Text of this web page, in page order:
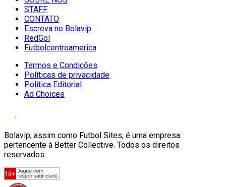
STAFF
CONTATO
Escreva no Bolavip
RedGol
Futbolcentroamerica
Termos e Condições
Políticas de privacidade
Política Editorial
Ad Choices
Bolavip, assim como Futbol Sites, é uma empresa
pertencente à Better Collective. Todos os direitos
reservados.